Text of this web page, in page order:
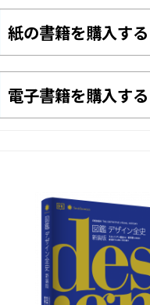
紙の書籍を購入する
電子書籍を購入する